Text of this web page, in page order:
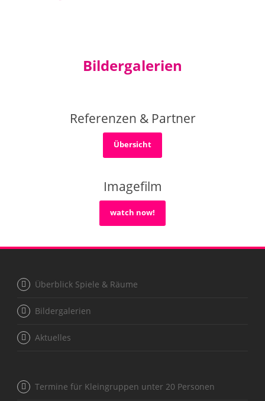
Bildergalerien
Referenzen & Partner
Übersicht
Imagefilm
watch now!
Überblick Spiele & Räume
Bildergalerien
Aktuelles
Termine für Kleingruppen unter 20 Personen